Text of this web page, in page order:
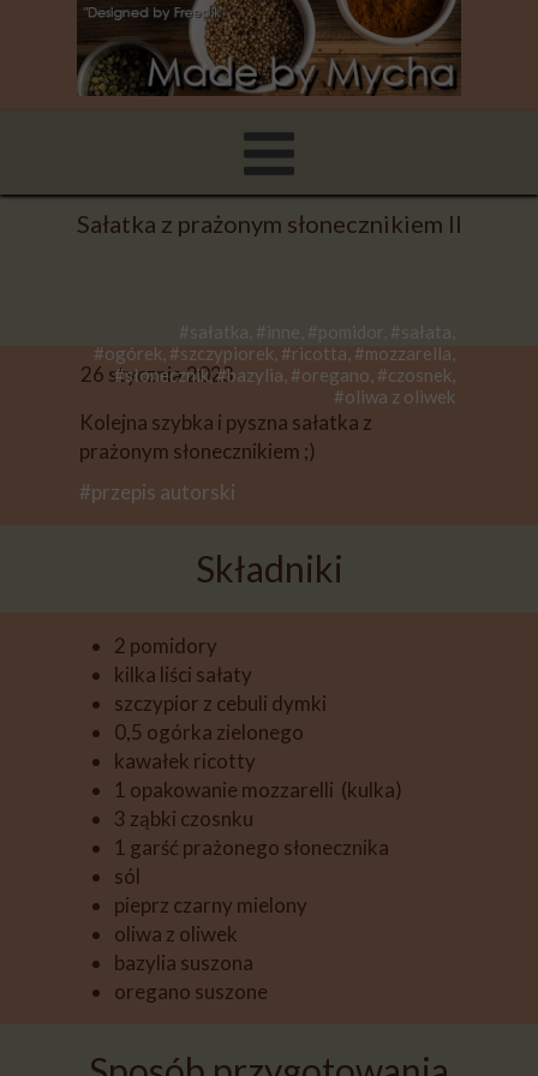
#sałatka, #inne, #pomidor, #sałata,
#ogórek, #szczypiorek, #ricotta, #mozzarella,
#słonecznik, #bazylia, #oregano, #czosnek,
#oliwa z oliwek
26 stycznia 2023
Sałatka z prażonym słonecznikiem II
Kolejna szybka i pyszna sałatka z
prażonym słonecznikiem ;)
#przepis autorski
Składniki
2 pomidory
kilka liści sałaty
szczypior z cebuli dymki
0,5 ogórka zielonego
kawałek ricotty
1 opakowanie mozzarelli (kulka)
3 ząbki czosnku
1 garść prażonego słonecznika
sól
pieprz czarny mielony
oliwa z oliwek
bazylia suszona
oregano suszone